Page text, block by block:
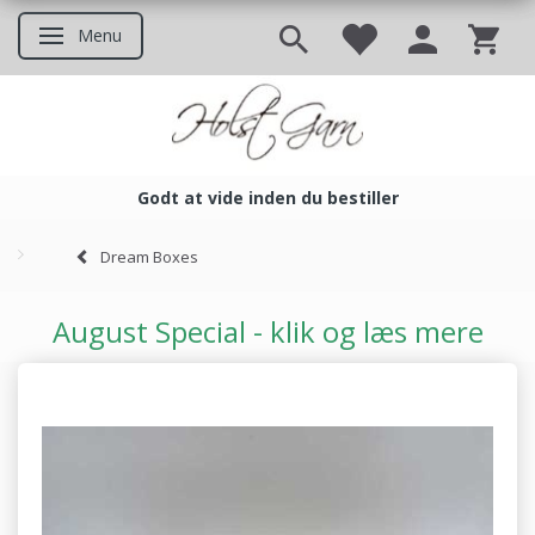
Skifte navigation
Menu
Godt at vide inden du bestiller
Dream Boxes
August Special - klik og læs mere